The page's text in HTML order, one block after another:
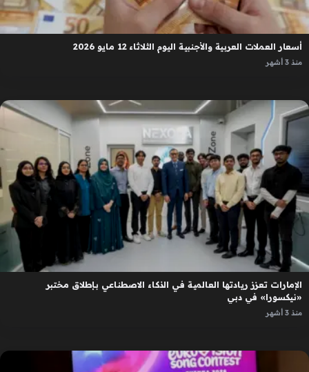
أسعار العملات العربية والأجنبية اليوم الثلاثاء 12 مايو 2026
منذ 3 أشهر
الإمارات تعزز ريادتها العالمية في الذكاء الاصطناعي بإطلاق مختبر
«نيكسورا» في دبي
منذ 3 أشهر